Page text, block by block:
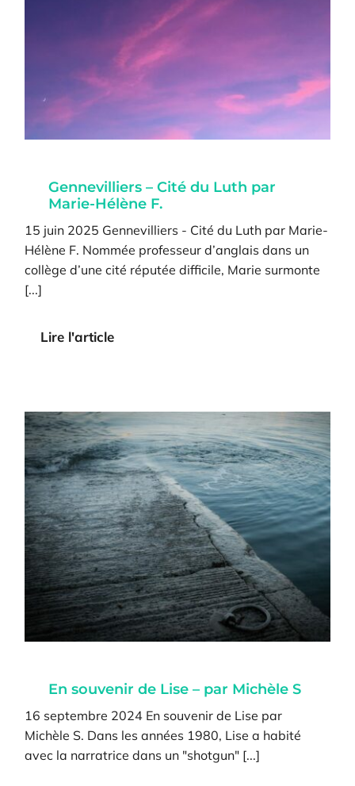
Gennevilliers – Cité du Luth par
Marie-Hélène F.
15 juin 2025 Gennevilliers - Cité du Luth par Marie-
Hélène F. Nommée professeur d’anglais dans un
collège d’une cité réputée difficile, Marie surmonte
[...]
Lire l'article
En souvenir de Lise – par Michèle S
16 septembre 2024 En souvenir de Lise par
Michèle S. Dans les années 1980, Lise a habité
avec la narratrice dans un "shotgun" [...]